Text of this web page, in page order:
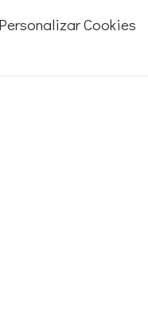
Personalizar Cookies